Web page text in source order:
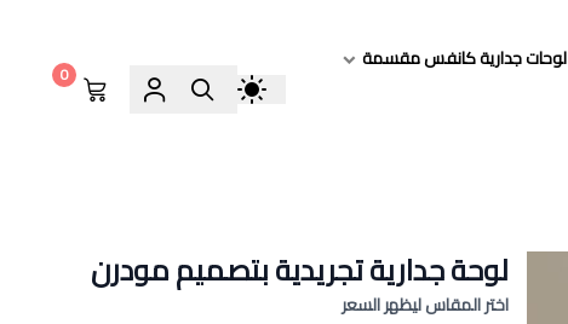
لوحات جدارية كانفس مقسمة
0
لوحة جدارية تجريدية بتصميم مودرن
اختر المقاس ليظهر السعر